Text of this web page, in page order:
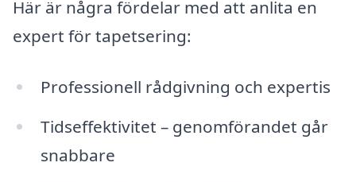
Här är några fördelar med att anlita en
expert för tapetsering:
Professionell rådgivning och expertis
Tidseffektivitet – genomförandet går
snabbare